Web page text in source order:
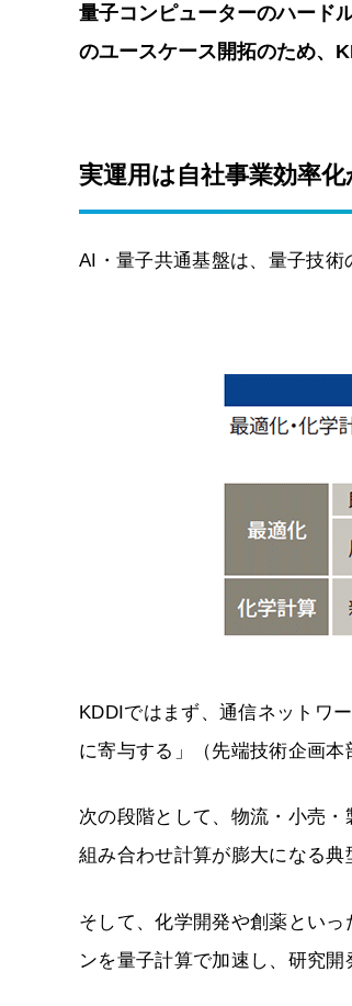
量子コンピューターのハード
のユースケース開拓のため、
実運用は自社事業効率化
AI・量子共通基盤は、量子技
KDDIではまず、通信ネットワ
に寄与する」（先端技術企画
次の段階として、物流・小売
組み合わせ計算が膨大になる典
そして、化学開発や創薬とい
ンを量子計算で加速し、研究